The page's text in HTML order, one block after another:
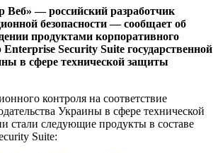
Веб» — российский разработчик
безопасности — сообщает об
продуктами корпоративного
Security Suite государственной
в сфере технической защиты
контроля на соответствие
Украины в сфере технической
стали следующие продукты в составе
Suite: